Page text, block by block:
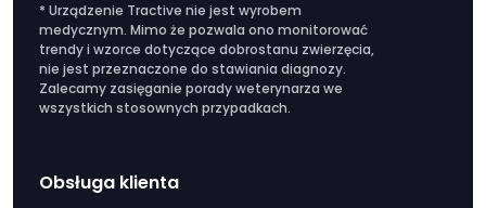
* Urządzenie Tractive nie jest wyrobem
medycznym. Mimo że pozwala ono monitorować
trendy i wzorce dotyczące dobrostanu zwierzęcia,
nie jest przeznaczone do stawiania diagnozy.
Zalecamy zasięganie porady weterynarza we
wszystkich stosownych przypadkach.
Obsługa klienta